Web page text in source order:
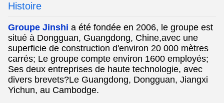
Histoire
Groupe Jinshi a été fondée en 2006, le groupe est
situé à Dongguan, Guangdong, Chine,avec une
superficie de construction d'environ 20 000 mètres
carrés; Le groupe compte environ 1600 employés;
Ses deux entreprises de haute technologie, avec
divers brevets?Le Guangdong, Dongguan, Jiangxi
Yichun, au Cambodge.